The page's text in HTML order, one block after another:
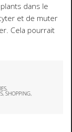
dans le
et de muter
Cela pourrait
,
,SHOPPING,